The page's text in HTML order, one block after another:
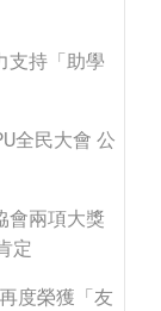
支持「助學
全民大會 公
會兩項大獎
定
度榮獲「友